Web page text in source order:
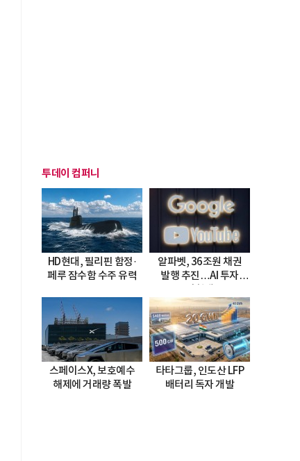
투데이 컴퍼니
HD현대, 필리핀 함정·
페루 잠수함 수주 유력
알파벳, 36조원 채권
발행 추진…AI 투자
스페이스X, 보호예수
해제에 거래량 폭발
타타그룹, 인도산 LFP
배터리 독자 개발